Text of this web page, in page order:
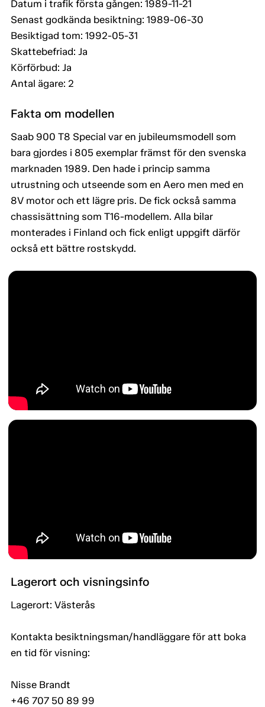
Datum i trafik första gången: 1989-11-21
Senast godkända besiktning: 1989-06-30
Besiktigad tom: 1992-05-31
Skattebefriad: Ja
Körförbud: Ja
Antal ägare: 2
Fakta om modellen
Saab 900 T8 Special var en jubileumsmodell som
bara gjordes i 805 exemplar främst för den svenska
marknaden 1989. Den hade i princip samma
utrustning och utseende som en Aero men med en
8V motor och ett lägre pris. De fick också samma
chassisättning som T16-modellem. Alla bilar
monterades i Finland och fick enligt uppgift därför
också ett bättre rostskydd.
Lagerort och visningsinfo
Lagerort: Västerås
Kontakta besiktningsman/handläggare för att boka
en tid för visning:
Nisse Brandt
+46 707 50 89 99